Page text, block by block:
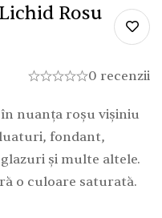
Rosu
0 recenzii
nuanța roșu vișiniu
fondant,
și multe altele.
o culoare saturată.